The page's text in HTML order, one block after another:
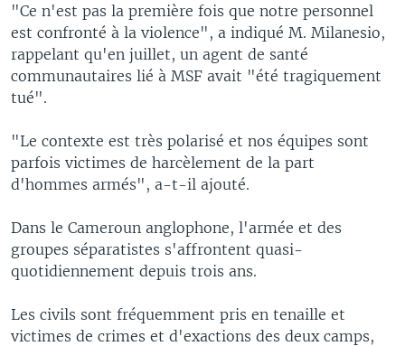
"Ce n'est pas la première fois que notre personnel
est confronté à la violence", a indiqué M. Milanesio,
rappelant qu'en juillet, un agent de santé
communautaires lié à MSF avait "été tragiquement
tué".
"Le contexte est très polarisé et nos équipes sont
parfois victimes de harcèlement de la part
d'hommes armés", a-t-il ajouté.
Dans le Cameroun anglophone, l'armée et des
groupes séparatistes s'affrontent quasi-
quotidiennement depuis trois ans.
Les civils sont fréquemment pris en tenaille et
victimes de crimes et d'exactions des deux camps,